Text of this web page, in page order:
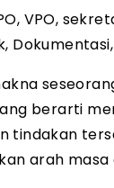
VPO,
berarti
tindakan
arah